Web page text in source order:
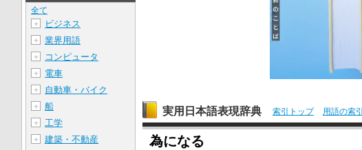
実用日本語表現辞典 索引トップ 用語の索引
為になる
全て
＋
ビジネス
＋ 業界用語
＋ コンピュータ
＋ 電車
＋ 自動車・バイク
＋ 船
＋ 工学
＋ 建築・不動産